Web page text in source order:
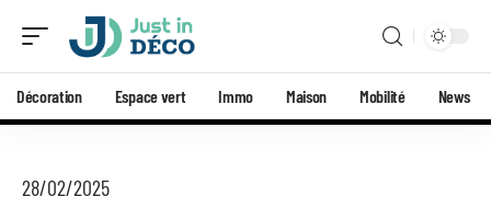
Décoration Espace vert Immo Maison Mobilité News
28/02/2025